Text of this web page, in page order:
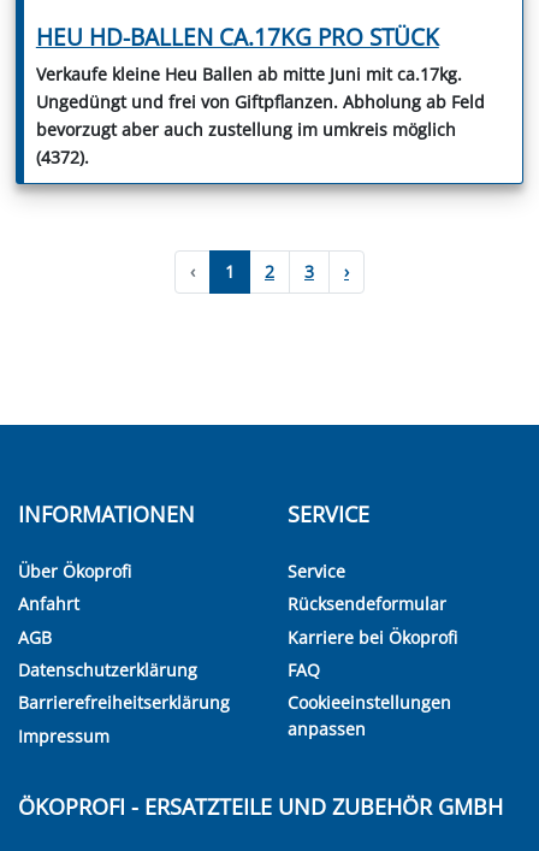
HEU HD-BALLEN CA.17KG PRO STÜCK
Verkaufe kleine Heu Ballen ab mitte Juni mit ca.17kg.
Ungedüngt und frei von Giftpflanzen. Abholung ab Feld
bevorzugt aber auch zustellung im umkreis möglich
(4372).
‹ 1 2 3 ›
INFORMATIONEN
Über Ökoprofi
Anfahrt
AGB
Datenschutzerklärung
Barrierefreiheitserklärung
Impressum
SERVICE
Service
Rücksendeformular
Karriere bei Ökoprofi
FAQ
Cookieeinstellungen
anpassen
ÖKOPROFI - ERSATZTEILE UND ZUBEHÖR GMBH